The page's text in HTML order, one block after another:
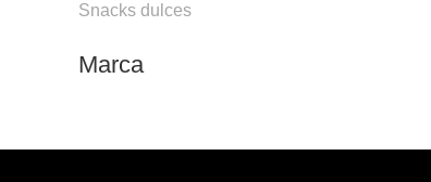
Snacks dulces
Marca